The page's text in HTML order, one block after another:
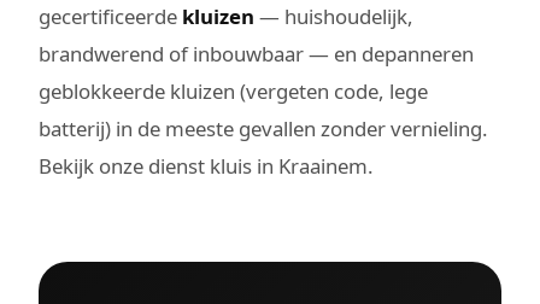
gecertificeerde kluizen — huishoudelijk,
brandwerend of inbouwbaar — en depanneren
geblokkeerde kluizen (vergeten code, lege
batterij) in de meeste gevallen zonder vernieling.
Bekijk onze dienst kluis in Kraainem.